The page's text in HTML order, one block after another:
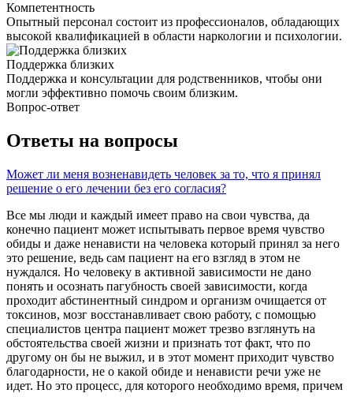
Компетентность
Опытный персонал состоит из профессионалов, обладающих
высокой квалификацией в области наркологии и психологии.
Поддержка близких
Поддержка и консультации для родственников, чтобы они
могли эффективно помочь своим близким.
Вопрос-ответ
Ответы на вопросы
Может ли меня возненавидеть человек за то, что я принял
решение о его лечении без его согласия?
Все мы люди и каждый имеет право на свои чувства, да
конечно пациент может испытывать первое время чувство
обиды и даже ненависти на человека который принял за него
это решение, ведь сам пациент на его взгляд в этом не
нуждался. Но человеку в активной зависимости не дано
понять и осознать пагубность своей зависимости, когда
проходит абстинентный синдром и организм очищается от
токсинов, мозг восстанавливает свою работу, с помощью
специалистов центра пациент может трезво взглянуть на
обстоятельства своей жизни и признать тот факт, что по
другому он бы не выжил, и в этот момент приходит чувство
благодарности, не о какой обиде и ненависти речи уже не
идет. Но это процесс, для которого необходимо время, причем